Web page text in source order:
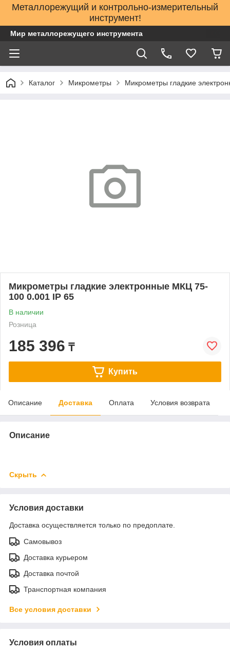
Металлорежущий и контрольно-измерительный
инструмент!
Мир металлорежущего инструмента
Каталог Микрометры Микрометры гладкие
Микрометры гладкие электронные МКЦ 75-
100 0.001 IP 65
В наличии
Розница
185 396 ₸
Купить
Описание Доставка Оплата Условия возврата
Описание
Скрыть
Условия доставки
Доставка осуществляется только по предоплате.
Самовывоз
Доставка курьером
Доставка почтой
Транспортная компания
Все условия доставки
Условия оплаты